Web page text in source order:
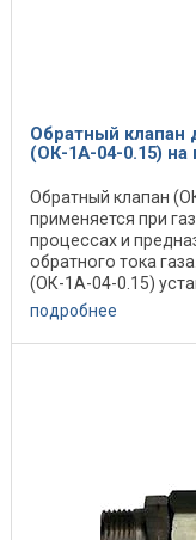
Обратный клапан
(ОК-1А-04-0.15) на
Обратный клапан
применяется при
процессах и
обратного тока
(ОК-1А-04-0.15)
подробнее